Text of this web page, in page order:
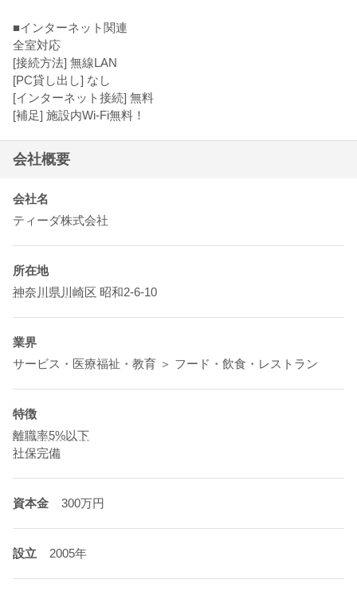
■インターネット関連
全室対応
[接続方法] 無線LAN
[PC貸し出し] なし
[インターネット接続] 無料
[補足] 施設内Wi-Fi無料！
会社概要
会社名
ティーダ株式会社
所在地
神奈川県 川崎区 昭和2-6-10
業界
サービス・医療福祉・教育 ＞ フード・飲食・レストラン
特徴
離職率5%以下
社保完備
資本金 300万円
設立 2005年